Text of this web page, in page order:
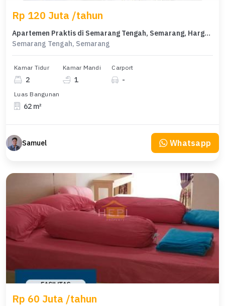
Rp 120 Juta /tahun
Apartemen Praktis di Semarang Tengah, Semarang, Harga Murah 120 Juta /tahun
Semarang Tengah, Semarang
Kamar Tidur
2
Kamar Mandi
1
Carport
-
Luas Bangunan
62 m²
Samuel Whatsapp
Rp 60 Juta /tahun